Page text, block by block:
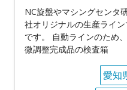
NC旋盤やマシングセンタ
社オリジナルの生産ライ
です。 自動ラインのため
微調整完成品の検査箱
愛知